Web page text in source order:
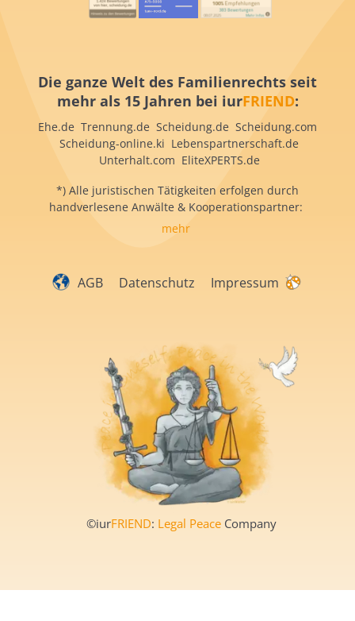
Die ganze Welt des Familienrechts seit
mehr als 15 Jahren bei iurFRIEND:
Ehe.de Trennung.de Scheidung.de Scheidung.com
Scheidung-online.ki Lebenspartnerschaft.de
Unterhalt.com EliteXPERTS.de
*) Alle juristischen Tätigkeiten erfolgen durch
handverlesene Anwälte & Kooperationspartner:
mehr
AGB Datenschutz Impressum
©iurFRIEND: Legal Peace Company